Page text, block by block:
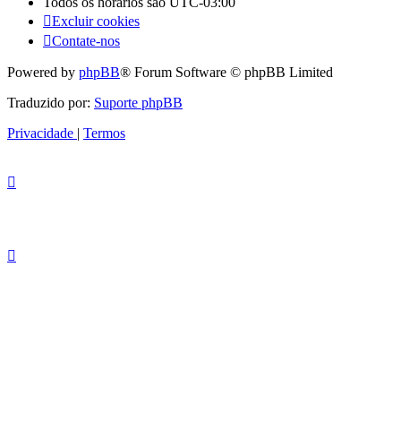
Excluir cookies
Contate-nos
Powered by phpBB® Forum Software © phpBB Limited
Traduzido por: Suporte phpBB
Privacidade
Termos